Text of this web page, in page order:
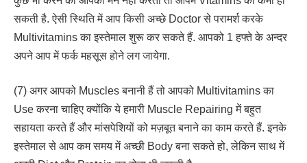
सकती है. ऐसी स्थिति में आप किसी अच्छे Doctor से परामर्श करके
Multivitamins का इस्तेमाल शुरू कर सकते हैं. आपको 1 हफ्ते के अन्दर
अपने आप में फर्क महसूस होने लग जायेगा.
(7) अगर आपको Muscles बनानी हैं तो आपको Multivitamins का
Use करना चाहिए क्योंकि ये हमारी Muscle Repairing में बहुत
सहायता करते हैं और मांसपेशियों को मज़बूत बनाने का काम करते हैं. इनके
इस्तेमाल से आप कम समय में अच्छी Body बना सकते हो, लेकिन साथ में